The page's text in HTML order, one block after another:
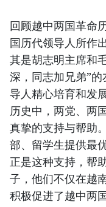
回顾越中两国革命
国历代领导人所作
其是胡志明主席和
深，同志加兄弟”
导人精心培育和发
历史中，两党、两
真挚的支持与帮助
部、留学生提供最
正是这种支持，帮
子，他们不仅在越
积极促进了越中两